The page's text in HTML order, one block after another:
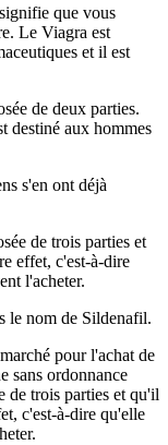
que vous
Le Viagra est
et il est
de deux parties.
destiné aux hommes
s'en ont déjà
de trois parties et
effet, c'est-à-dire
l'acheter.
le nom de Sildenafil.
pour l'achat de
sans ordonnance
de trois parties et qu'il
c'est-à-dire qu'elle